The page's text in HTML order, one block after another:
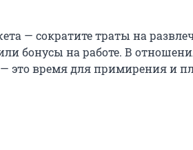
— сократите траты на
бонусы на работе. В
это время для примирения и